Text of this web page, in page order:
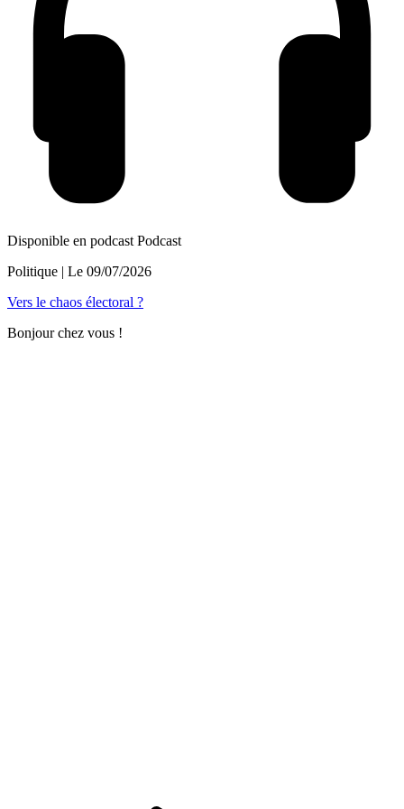
Disponible en podcast Podcast
Politique | Le 09/07/2026
Vers le chaos électoral ?
Bonjour chez vous !